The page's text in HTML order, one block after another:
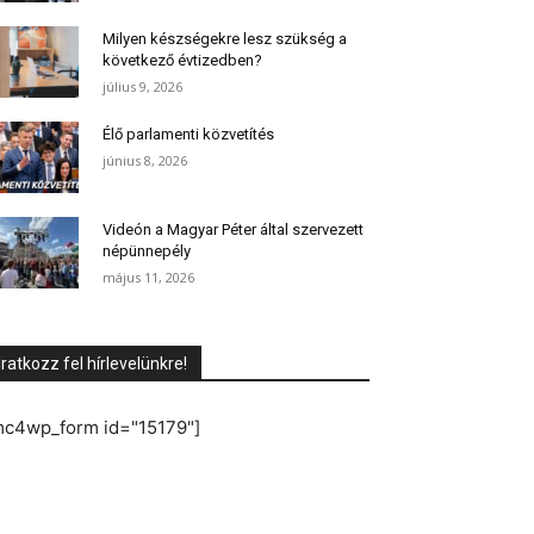
Milyen készségekre lesz szükség a
következő évtizedben?
július 9, 2026
Élő parlamenti közvetítés
június 8, 2026
Videón a Magyar Péter által szervezett
népünnepély
május 11, 2026
fel hírlevelünkre!
id="15179"]